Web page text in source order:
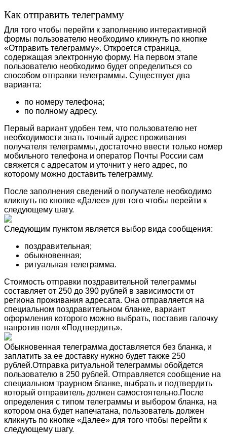
Как отправить телеграмму
Для того чтобы перейти к заполнению интерактивной
формы пользователю необходимо кликнуть по кнопке
«Отправить телеграмму». Откроется страница,
содержащая электронную форму. На первом этапе
пользователю необходимо будет определиться со
способом отправки телеграммы. Существует два
варианта:
по номеру телефона;
по полному адресу.
Первый вариант удобен тем, что пользователю нет
необходимости знать точный адрес проживания
получателя телеграммы, достаточно ввести только номер
мобильного телефона и оператор Почты России сам
свяжется с адресатом и уточнит у него адрес, по
которому можно доставить телеграмму.
После заполнения сведений о получателе необходимо
кликнуть по кнопке «Далее» для того чтобы перейти к
следующему шагу.
Следующим пунктом является выбор вида сообщения:
поздравительная;
обыкновенная;
ритуальная телеграмма.
Стоимость отправки поздравительной телеграммы
составляет от 250 до 390 рублей в зависимости от
региона проживания адресата. Она отправляется на
специальном поздравительном бланке, вариант
оформления которого можно выбрать, поставив галочку
напротив поля «Подтвердить».
Обыкновенная телеграмма доставляется без бланка, и
заплатить за ее доставку нужно будет также 250
рублей.Отправка ритуальной телеграммы обойдется
пользователю в 250 рублей. Отправляется сообщение на
специальном траурном бланке, выбрать и подтвердить
который отправитель должен самостоятельно.После
определения с типом телеграммы и выбором бланка, на
котором она будет напечатана, пользователь должен
кликнуть по кнопке «Далее» для того чтобы перейти к
следующему шагу.